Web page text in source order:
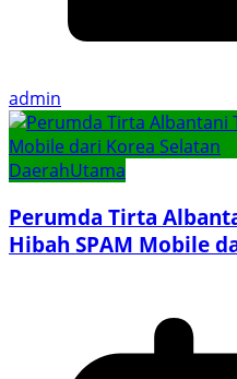
admin
DaerahUtama
Perumda Tirta
Hibah SPAM Mobile